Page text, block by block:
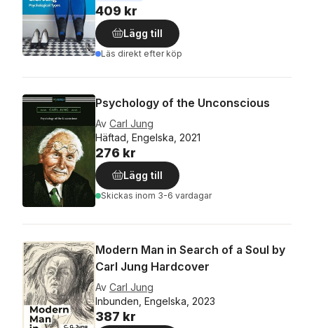
409 kr
Lägg till
Läs direkt efter köp
Psychology of the Unconscious
Av Carl Jung
Häftad, Engelska, 2021
276 kr
Lägg till
Skickas inom 3-6 vardagar
Modern Man in Search of a Soul by
Carl Jung Hardcover
Av Carl Jung
Inbunden, Engelska, 2023
387 kr